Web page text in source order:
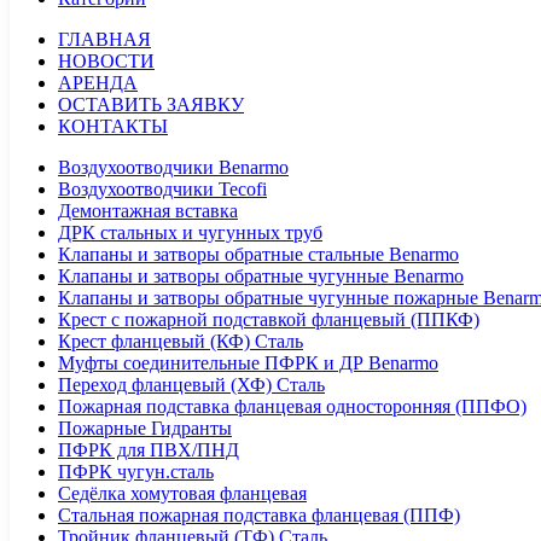
ГЛАВНАЯ
НОВОСТИ
АРЕНДА
ОСТАВИТЬ ЗАЯВКУ
КОНТАКТЫ
Воздухоотводчики Benarmo
Воздухоотводчики Tecofi
Демонтажная вставка
ДРК стальных и чугунных труб
Клапаны и затворы обратные стальные Benarmo
Клапаны и затворы обратные чугунные Benarmo
Клапаны и затворы обратные чугунные пожарные
Крест с пожарной подставкой фланцевый (ППКФ)
Крест фланцевый (КФ) Сталь
Муфты соединительные ПФРК и ДР Benarmo
Переход фланцевый (ХФ) Сталь
Пожарная подставка фланцевая односторонняя (ППФО)
Пожарные Гидранты
ПФРК для ПВХ/ПНД
ПФРК чугун.сталь
Седёлка хомутовая фланцевая
Стальная пожарная подставка фланцевая (ППФ)
Тройник фланцевый (ТФ) Сталь